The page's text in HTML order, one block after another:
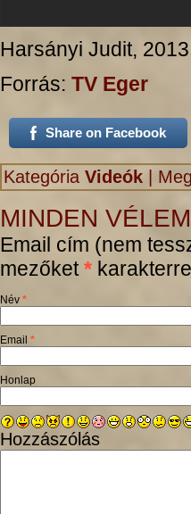
Harsányi Judit,
Forrás: TV Eger
Share on Facebook
Kategória Videók
MINDEN
Email cím (nem
mezőket*
Név *
Email *
Honlap
Hozzászólás